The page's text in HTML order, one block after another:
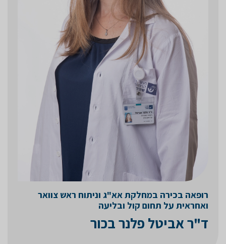
רופאה בכירה במחלקת אא"ג וניתוח ראש צוואר
ואחראית על תחום קול ובליעה
ד"ר אביטל פלנר בכור